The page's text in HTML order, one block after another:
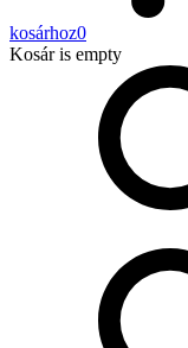
kosárhoz0
Kosáris empty